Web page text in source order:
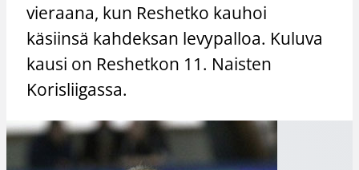
vieraana, kun Reshetko kauhoi
käsiinsä kahdeksan levypalloa. Kuluva
kausi on Reshetkon 11. Naisten
Korisliigassa.